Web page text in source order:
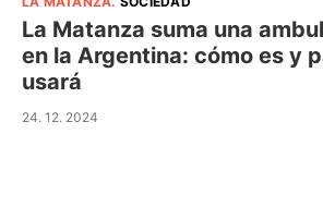
La Matanza suma una
en la Argentina: cómo es y
usará
24. 12. 2024